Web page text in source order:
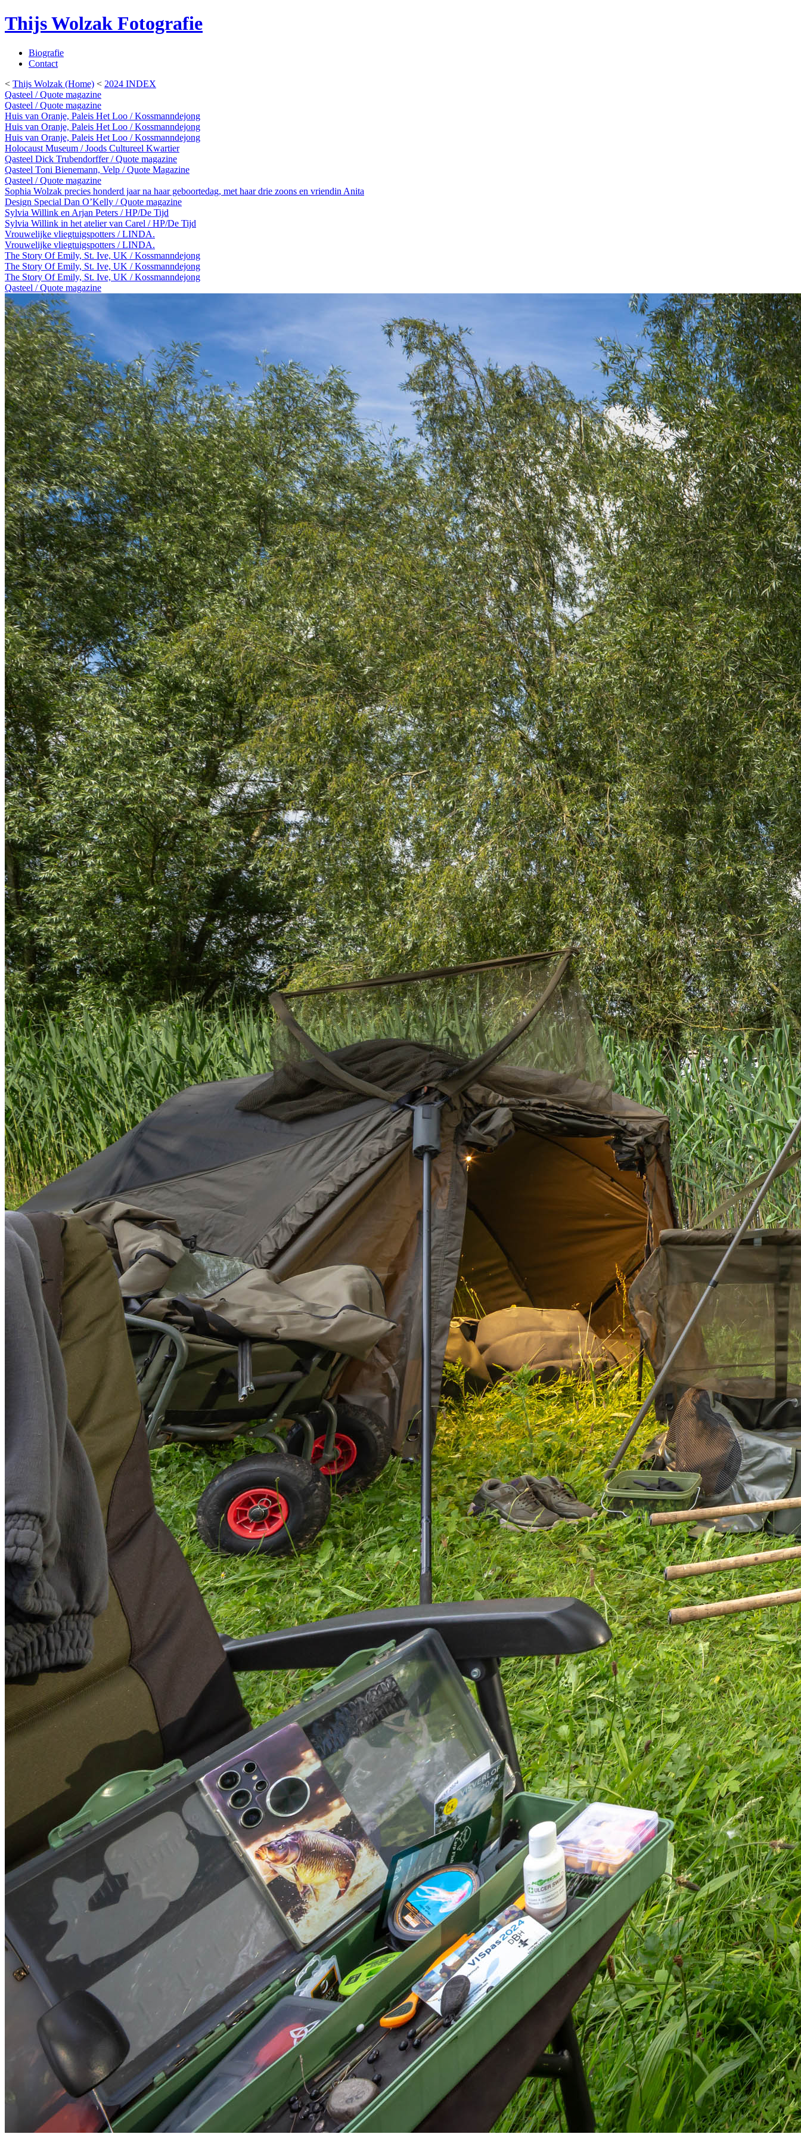
Thijs Wolzak Fotografie
Biografie
Contact
< Thijs Wolzak (Home) < 2024 INDEX
Qasteel / Quote magazine
Qasteel / Quote magazine
Huis van Oranje, Paleis Het Loo / Kossmanndejong
Huis van Oranje, Paleis Het Loo / Kossmanndejong
Huis van Oranje, Paleis Het Loo / Kossmanndejong
Holocaust Museum / Joods Cultureel Kwartier
Qasteel Dick Trubendorffer / Quote magazine
Qasteel Toni Bienemann, Velp / Quote Magazine
Qasteel / Quote magazine
Sophia Wolzak precies honderd jaar na haar geboortedag, met haar drie zoons en vriendin Anita
Design Special Dan O’Kelly / Quote magazine
Sylvia Willink en Arjan Peters / HP/De Tijd
Sylvia Willink in het atelier van Carel / HP/De Tijd
Vrouwelijke vliegtuigspotters / LINDA.
Vrouwelijke vliegtuigspotters / LINDA.
The Story Of Emily, St. Ive, UK / Kossmanndejong
The Story Of Emily, St. Ive, UK / Kossmanndejong
The Story Of Emily, St. Ive, UK / Kossmanndejong
Qasteel / Quote magazine